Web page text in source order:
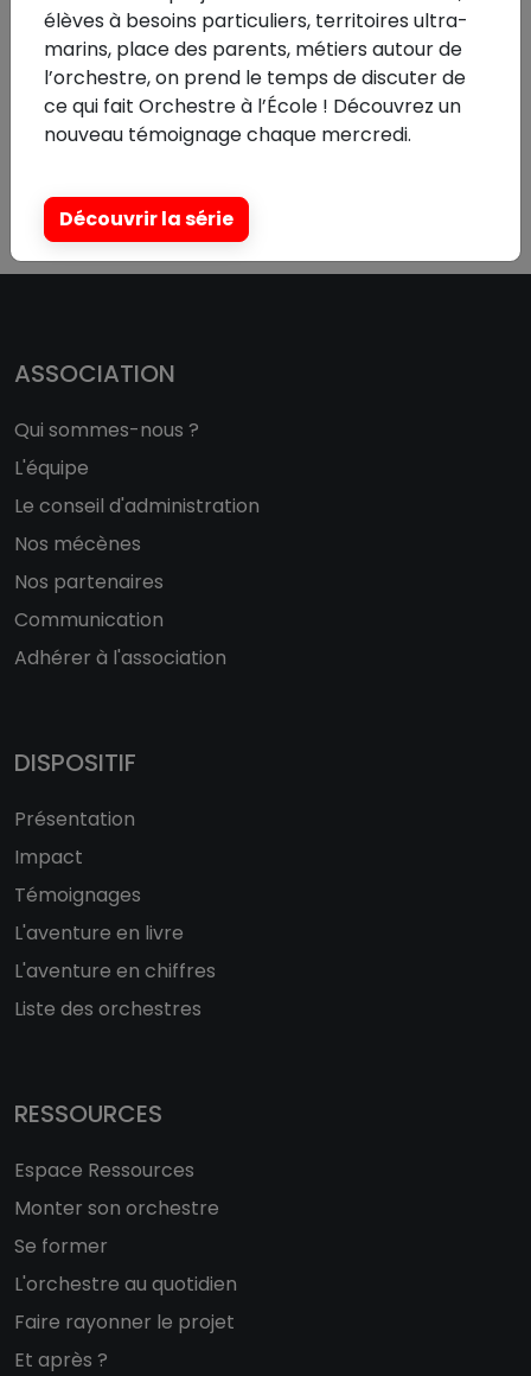
Vous rencontrez des difficultés pour compléter
cet appel à candidatures ?Nous sommes
joignables :
Par téléphone au 01 44 49 02 58
Par mailevenementiel@orchestre-ecole.com
ASSOCIATION
Qui sommes-nous ?
L'équipe
Le conseil d'administration
Nos mécènes
Nos partenaires
Communication
Adhérer à l'association
DISPOSITIF
Présentation
Impact
Témoignages
L'aventure en livre
L'aventure en chiffres
Liste des orchestres
RESSOURCES
Espace Ressources
Monter son orchestre
Se former
L'orchestre au quotidien
Faire rayonner le projet
Et après ?
élèves à besoins particuliers, territoires ultra-
marins, place des parents, métiers autour de
l’orchestre, on prend le temps de discuter de
ce qui fait Orchestre à l’École ! Découvrez un
nouveau témoignage chaque mercredi.
Découvrir la série